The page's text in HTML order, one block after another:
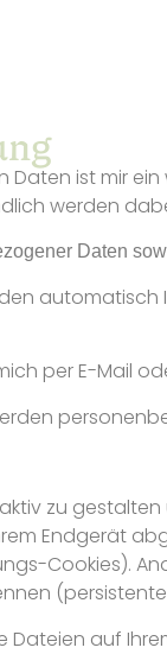
Daten ist mir
werden
Daten
automatisch
per E-Mail
zu
Endgerät
Cookies).
Dateien auf